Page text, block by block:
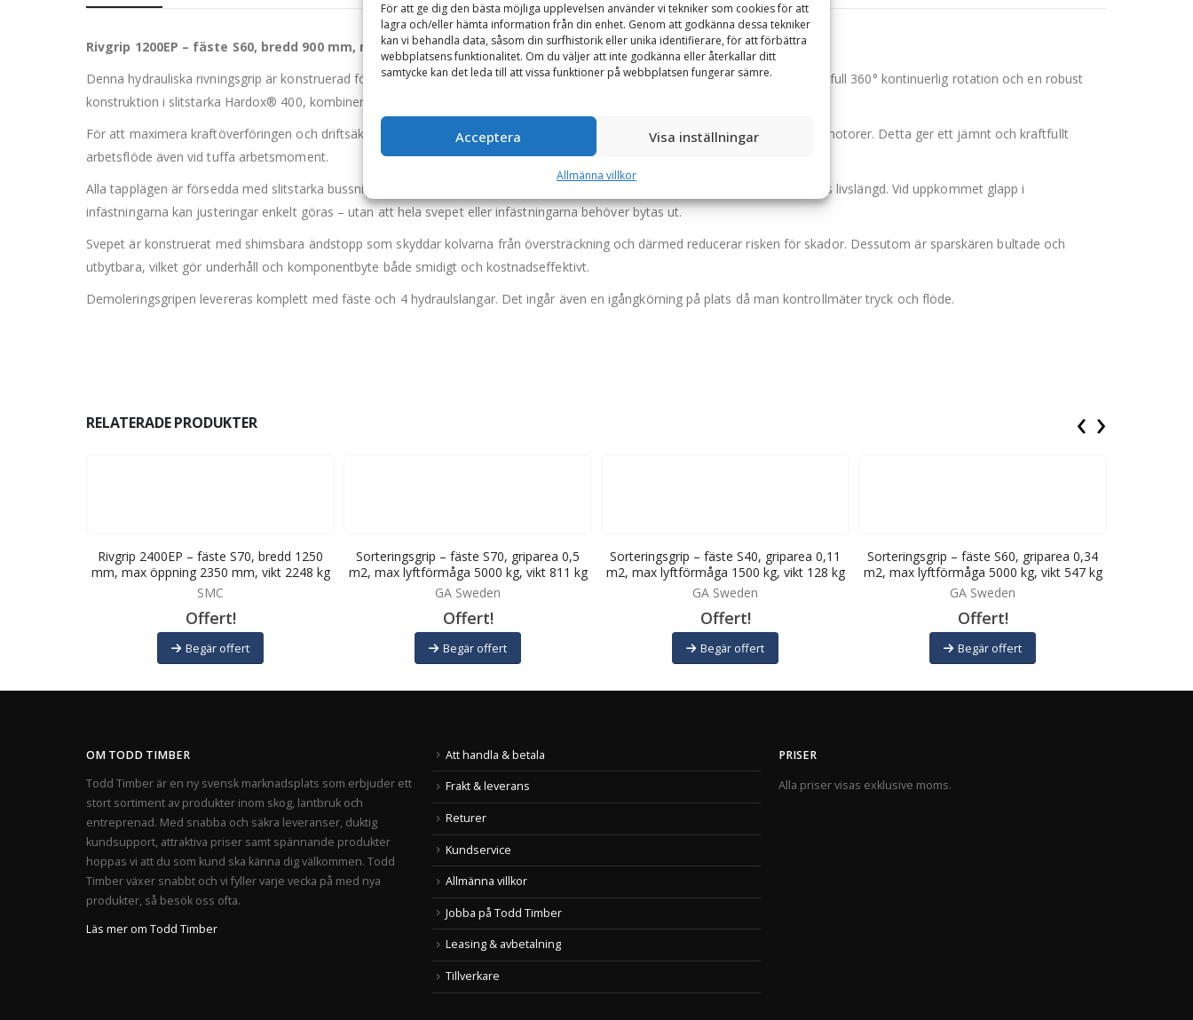
För att ge dig den bästa möjliga upplevelsen använder vi tekniker som cookies för att
lagra och/eller hämta information från din enhet. Genom att godkänna dessa tekniker
kan vi behandla data, såsom din surfhistorik eller unika identifierare, för att förbättra
webbplatsens funktionalitet. Om du väljer att inte godkänna eller återkallar ditt
samtycke kan det leda till att vissa funktioner på webbplatsen fungerar sämre.
Acceptera Visa inställningar
Allmänna villkor
Rivgrip 1200EP – fäste S60, bredd 900 mm, max öppning 1744 mm, vikt 1050 kg
Denna hydrauliska rivningsgrip är konstruerad för att möta kraven vid sorteringsarbete och lättare rivningsuppdrag. Med en kraftfull 360° kontinuerlig rotation och en robust
konstruktion i slitstarka Hardox® 400, kombinerar gripen precision, hållbarhet och prestanda i ett och samma verktyg.
För att maximera kraftöverföringen och driftsäkerheten är rivningsgripen utrustad med dubbla hydraulkolvar samt två rotationsmotorer. Detta ger ett jämnt och kraftfullt
arbetsflöde även vid tuffa arbetsmoment.
Alla tapplägen är försedda med slitstarka bussningar, vilket minimerar belastningen på svepets infästningar och förlänger gripens livslängd. Vid uppkommet glapp i
infästningarna kan justeringar enkelt göras – utan att hela svepet eller infästningarna behöver bytas ut.
Svepet är konstruerat med shimsbara ändstopp som skyddar kolvarna från översträckning och därmed reducerar risken för skador. Dessutom är sparskären bultade och
utbytbara, vilket gör underhåll och komponentbyte både smidigt och kostnadseffektivt.
Demoleringsgripen levereras komplett med fäste och 4 hydraulslangar. Det ingår även en igångkörning på plats då man kontrollmäter tryck och flöde.
RELATERADE PRODUKTER
Rivgrip 2400EP – fäste S70, bredd 1250
mm, max öppning 2350 mm, vikt 2248 kg
SMC
Offert!
Begär offert
Sorteringsgrip – fäste S70, griparea 0,5
m2, max lyftförmåga 5000 kg, vikt 811 kg
GA Sweden
Offert!
Begär offert
Sorteringsgrip – fäste S40, griparea 0,11
m2, max lyftförmåga 1500 kg, vikt 128 kg
GA Sweden
Offert!
Begär offert
Sorteringsgrip – fäste S60, griparea 0,34
m2, max lyftförmåga 5000 kg, vikt 547 kg
GA Sweden
Offert!
Begär offert
‹ ›
OM TODD TIMBER
Todd Timber är en ny svensk marknadsplats som erbjuder ett
stort sortiment av produkter inom skog, lantbruk och
entreprenad. Med snabba och säkra leveranser, duktig
kundsupport, attraktiva priser samt spännande produkter
hoppas vi att du som kund ska känna dig välkommen. Todd
Timber växer snabbt och vi fyller varje vecka på med nya
produkter, så besök oss ofta.
Läs mer om Todd Timber
Att handla & betala
Frakt & leverans
Returer
Kundservice
Allmänna villkor
Jobba på Todd Timber
Leasing & avbetalning
Tillverkare
PRISER
Alla priser visas exklusive moms.